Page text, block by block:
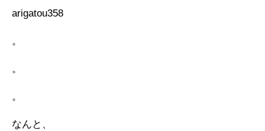
arigatou358
。
。
。
なんと、